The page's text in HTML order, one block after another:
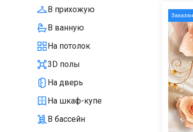
В прихожую
В ванную
На потолок
3D полы
На дверь
На шкаф-купе
В бассейн